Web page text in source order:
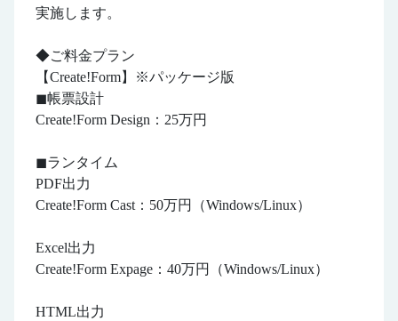
実施します。
◆ご料金プラン
【Create!Form】※パッケージ版
◼︎帳票設計
Create!Form Design：25万円
◼︎ランタイム
PDF出力
Create!Form Cast：50万円（Windows/Linux）
Excel出力
Create!Form Expage：40万円（Windows/Linux）
HTML出力